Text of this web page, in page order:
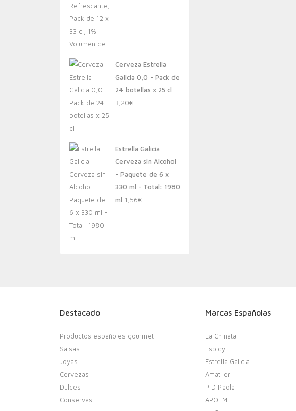
Cerveza Estrella
Galicia 0,0 - Pack de
24 botellas x 25 cl
3,20€
Estrella Galicia
Cerveza sin Alcohol
- Paquete de 6 x
330 ml - Total: 1980
ml 1,56€
Destacado
Productos españoles gourmet
Salsas
Joyas
Cervezas
Dulces
Conservas
Marcas Españolas
La Chinata
Espicy
Estrella Galicia
Amatller
P D Paola
APOEM